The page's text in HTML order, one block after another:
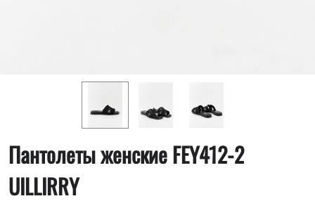
Пантолеты женские FEY412-2
UILLIRRY